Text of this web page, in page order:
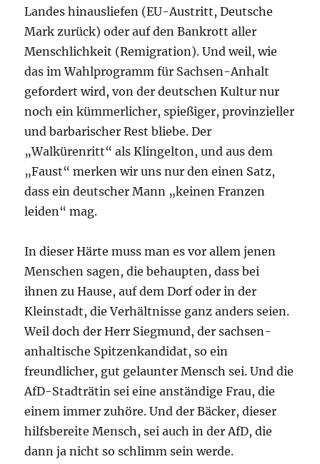
Landes hinausliefen (EU-Austritt, Deutsche
Mark zurück) oder auf den Bankrott aller
Menschlichkeit (Remigration). Und weil, wie
das im Wahlprogramm für Sachsen-Anhalt
gefordert wird, von der deutschen Kultur nur
noch ein kümmerlicher, spießiger, provinzieller
und barbarischer Rest bliebe. Der
„Walkürenritt“ als Klingelton, und aus dem
„Faust“ merken wir uns nur den einen Satz,
dass ein deutscher Mann „keinen Franzen
leiden“ mag.
In dieser Härte muss man es vor allem jenen
Menschen sagen, die behaupten, dass bei
ihnen zu Hause, auf dem Dorf oder in der
Kleinstadt, die Verhältnisse ganz anders seien.
Weil doch der Herr Siegmund, der sachsen-
anhaltische Spitzenkandidat, so ein
freundlicher, gut gelaunter Mensch sei. Und die
AfD-Stadträtin sei eine anständige Frau, die
einem immer zuhöre. Und der Bäcker, dieser
hilfsbereite Mensch, sei auch in der AfD, die
dann ja nicht so schlimm sein werde.